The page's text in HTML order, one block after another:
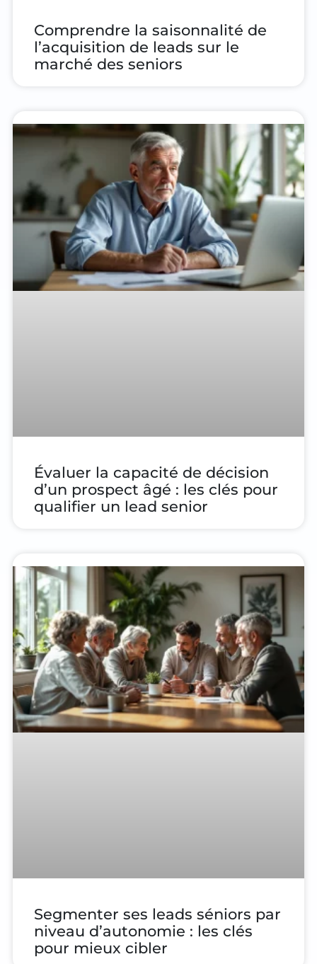
Comprendre la saisonnalité de
l’acquisition de leads sur le
marché des seniors
Évaluer la capacité de décision
d’un prospect âgé : les clés pour
qualifier un lead senior
Segmenter ses leads séniors par
niveau d’autonomie : les clés
pour mieux cibler